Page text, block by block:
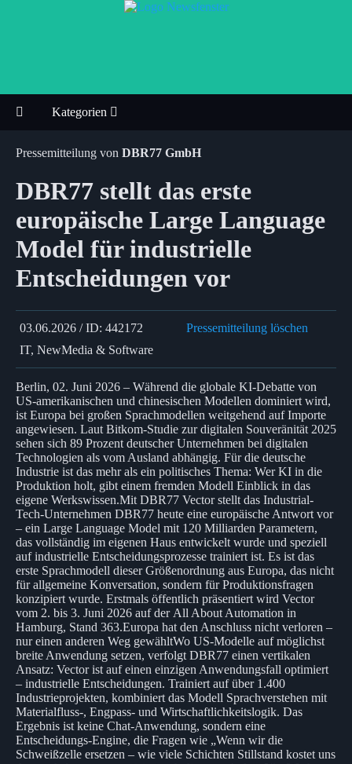
Kategorien
Pressemitteilung von DBR77 GmbH
DBR77 stellt das erste
europäische Large Language
Model für industrielle
Entscheidungen vor
03.06.2026 / ID: 442172
Pressemitteilung löschen
IT, NewMedia & Software
Berlin, 02. Juni 2026 – Während die globale KI-Debatte von
US-amerikanischen und chinesischen Modellen dominiert wird,
ist Europa bei großen Sprachmodellen weitgehend auf Importe
angewiesen. Laut Bitkom-Studie zur digitalen Souveränität 2025
sehen sich 89 Prozent deutscher Unternehmen bei digitalen
Technologien als vom Ausland abhängig. Für die deutsche
Industrie ist das mehr als ein politisches Thema: Wer KI in die
Produktion holt, gibt einem fremden Modell Einblick in das
eigene Werkswissen.Mit DBR77 Vector stellt das Industrial-
Tech-Unternehmen DBR77 heute eine europäische Antwort vor
– ein Large Language Model mit 120 Milliarden Parametern,
das vollständig im eigenen Haus entwickelt wurde und speziell
auf industrielle Entscheidungsprozesse trainiert ist. Es ist das
erste Sprachmodell dieser Größenordnung aus Europa, das nicht
für allgemeine Konversation, sondern für Produktionsfragen
konzipiert wurde. Erstmals öffentlich präsentiert wird Vector
vom 2. bis 3. Juni 2026 auf der All About Automation in
Hamburg, Stand 363.Europa hat den Anschluss nicht verloren –
nur einen anderen Weg gewähltWo US-Modelle auf möglichst
breite Anwendung setzen, verfolgt DBR77 einen vertikalen
Ansatz: Vector ist auf einen einzigen Anwendungsfall optimiert
– industrielle Entscheidungen. Trainiert auf über 1.400
Industrieprojekten, kombiniert das Modell Sprachverstehen mit
Materialfluss-, Engpass- und Wirtschaftlichkeitslogik. Das
Ergebnis ist keine Chat-Anwendung, sondern eine
Entscheidungs-Engine, die Fragen wie „Wenn wir die
Schweißzelle ersetzen – wie viele Schichten Stillstand kostet uns